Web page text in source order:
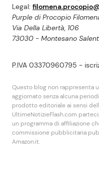
Legal:
Purple di Procopio
Via Della Libertà, 106
73030 - Montesano
P.IVA 03370960795 -
Questo blog non rappresenta
aggiornato senza alcuna
prodotto editoriale ai sensi
UltimeNotizieFlash.com
un programma di affiliazione
commissione pubblicitaria
Amazon.it.